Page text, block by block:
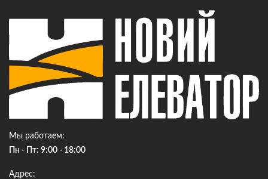
Мы работаем
Пн - Пт: 9:00 - 18:00
Адрес